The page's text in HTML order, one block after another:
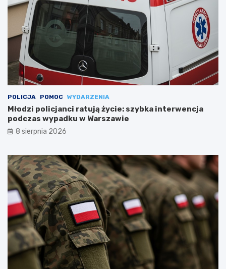
POLICJA POMOC WYDARZENIA
Młodzi policjanci ratują życie: szybka interwencja
podczas wypadku w Warszawie
8 sierpnia 2026